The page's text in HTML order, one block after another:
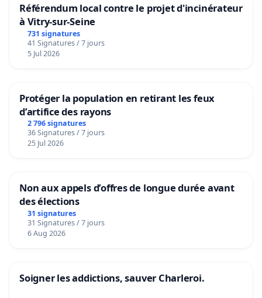
Référendum local contre le projet d'incinérateur
à Vitry-sur-Seine
731 signatures
41 Signatures / 7 jours
5 Jul 2026
Protéger la population en retirant les feux
d’artifice des rayons
2 796 signatures
36 Signatures / 7 jours
25 Jul 2026
Non aux appels d’offres de longue durée avant
des élections
31 signatures
31 Signatures / 7 jours
6 Aug 2026
Soigner les addictions, sauver Charleroi.